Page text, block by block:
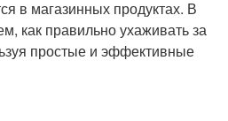
в магазинных продуктах. В
как правильно ухаживать за
простые и эффективные